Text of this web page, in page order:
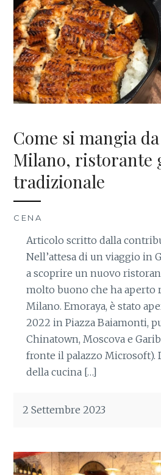
Come si mangia
Milano, ristorante
tradizionale
CENA
Articolo scritto dalla
Nell’attesa di un viaggio in
a scoprire un nuovo
molto buono che ha aperto
Milano. Emoraya, è stato
2022 in Piazza Baiamonti,
Chinatown, Moscova e
fronte il palazzo Microsoft).
della cucina […]
2 Settembre 2023